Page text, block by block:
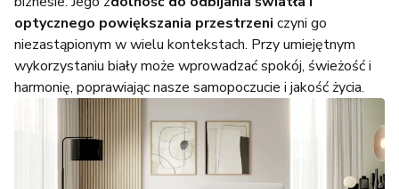
optycznego powiększania przestrzeni czyni go
niezastąpionym w wielu kontekstach. Przy umiejętnym
wykorzystaniu biały może wprowadzać spokój, świeżość i
harmonię, poprawiając nasze samopoczucie i jakość życia.